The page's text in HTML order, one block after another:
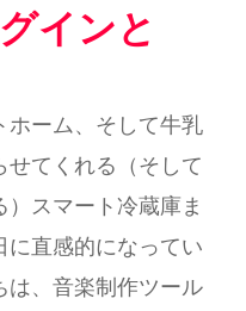
インと
ホーム、そして牛乳
てくれる（そして
スマート冷蔵庫ま
に直感的になってい
は、音楽制作ツール